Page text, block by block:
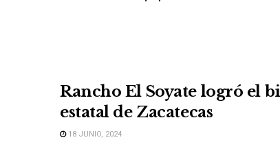
Rancho El Soyate logró el
estatal de Zacatecas
18 JUNIO, 2024